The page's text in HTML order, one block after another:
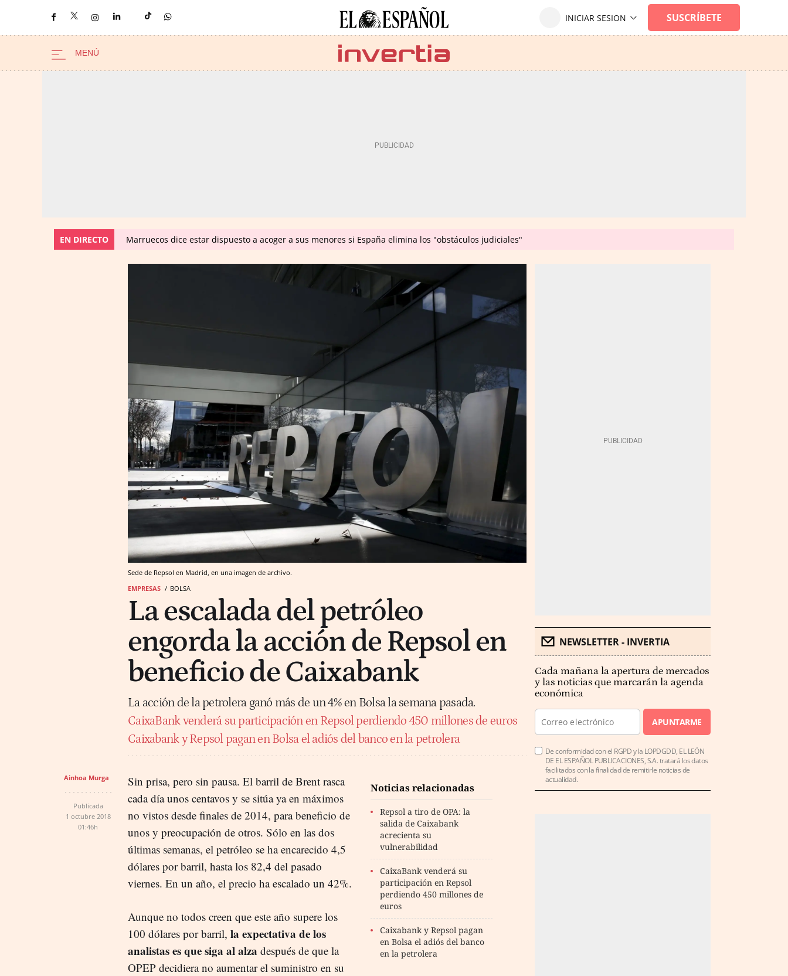
EN DIRECTO Marruecos dice estar dispuesto a acoger a sus menores si España elimina los "obstáculos judiciales"
Sede de Repsol en Madrid, en una imagen de archivo.
EMPRESAS
BOLSA
La escalada del petróleo
engorda la acción de Repsol en
beneficio de Caixabank
La acción de la petrolera ganó más de un 4% en Bolsa la semana pasada.
CaixaBank venderá su participación en Repsol perdiendo 450 millones de euros
Caixabank y Repsol pagan en Bolsa el adiós del banco en la petrolera
Ainhoa Murga
Publicada
1 octubre 2018
01:46h
Noticias relacionadas
Repsol a tiro de OPA: la
salida de Caixabank
acrecienta su
vulnerabilidad
CaixaBank venderá su
participación en Repsol
perdiendo 450 millones de
euros
Caixabank y Repsol pagan
en Bolsa el adiós del banco
en la petrolera
Sin prisa, pero sin pausa. El barril de Brent rasca
cada día unos centavos y se sitúa ya en máximos
no vistos desde finales de 2014, para beneficio de
unos y preocupación de otros. Sólo en las dos
últimas semanas, el petróleo se ha encarecido 4,5
dólares por barril, hasta los 82,4 del pasado
viernes. En un año, el precio ha escalado un 42%.
Aunque no todos creen que este año supere los
100 dólares por barril, la expectativa de los
analistas es que siga al alza después de que la
OPEP decidiera no aumentar el suministro en su
NEWSLETTER - INVERTIA
Cada mañana la apertura de mercados
y las noticias que marcarán la agenda
económica
APUNTARME
De conformidad con el RGPD y la LOPDGDD, EL LEÓN
DE EL ESPAÑOL PUBLICACIONES, S.A. tratará los datos
facilitados con la finalidad de remitirle noticias de
actualidad.